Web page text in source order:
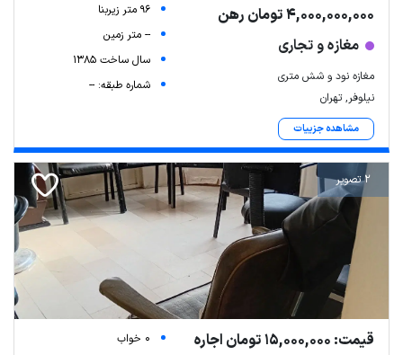
4,000,000,000 تومان رهن
مغازه و تجاری
مغازه نود و شش متری
نیلوفر, تهران
مشاهده جزییات
96 متر زیربنا
-- متر زمین
سال ساخت 1385
شماره طبقه: --
2 تصویر
قیمت: 15,000,000 تومان اجاره
0 خواب